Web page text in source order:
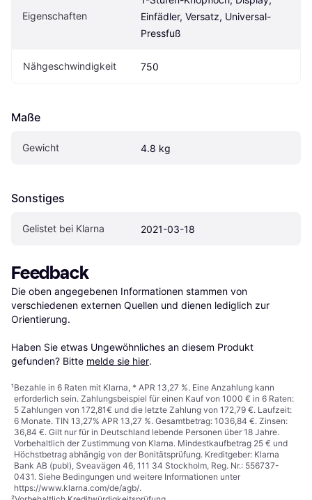
Eigenschaften
Einfädler, Versatz, Universal-
Pressfuß
Nähgeschwindigkeit 750
Maße
Gewicht 4.8 kg
Sonstiges
Gelistet bei Klarna 2021-03-18
Feedback
Die oben angegebenen Informationen stammen von
verschiedenen externen Quellen und dienen lediglich zur
Orientierung.
Haben Sie etwas Ungewöhnliches an diesem Produkt
gefunden? Bitte melde sie hier.
¹Bezahle in 6 Raten mit Klarna, * APR 13,27 %. Eine Anzahlung kann
erforderlich sein. Zahlungsbeispiel für einen Kauf von 1000 € in 6 Raten:
5 Zahlungen von 172,81€ und die letzte Zahlung von 172,79 €. Laufzeit:
6 Monate. TIN 13,27% APR 13,27 %. Gesamtbetrag: 1036,84 €. Zinsen:
36,84 €. Gilt nur für in Deutschland lebende Personen über 18 Jahre.
Vorbehaltlich der Zustimmung von Klarna. Mindestkaufbetrag 25 € und
Höchstbetrag abhängig von der Bonitätsprüfung. Kreditgeber: Klarna
Bank AB (publ), Sveavägen 46, 111 34 Stockholm, Reg. Nr.: 556737-
0431. Siehe Bedingungen und weitere Informationen unter
https://www.klarna.com/de/agb/.